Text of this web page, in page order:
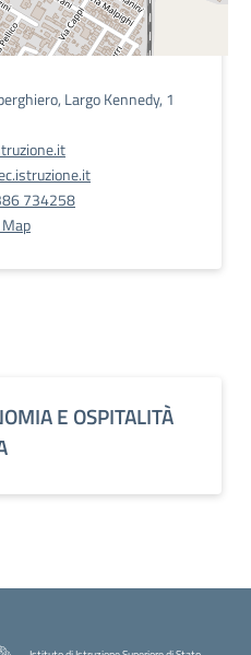
Largo Kennedy, 1
734258
E OSPITALITÀ